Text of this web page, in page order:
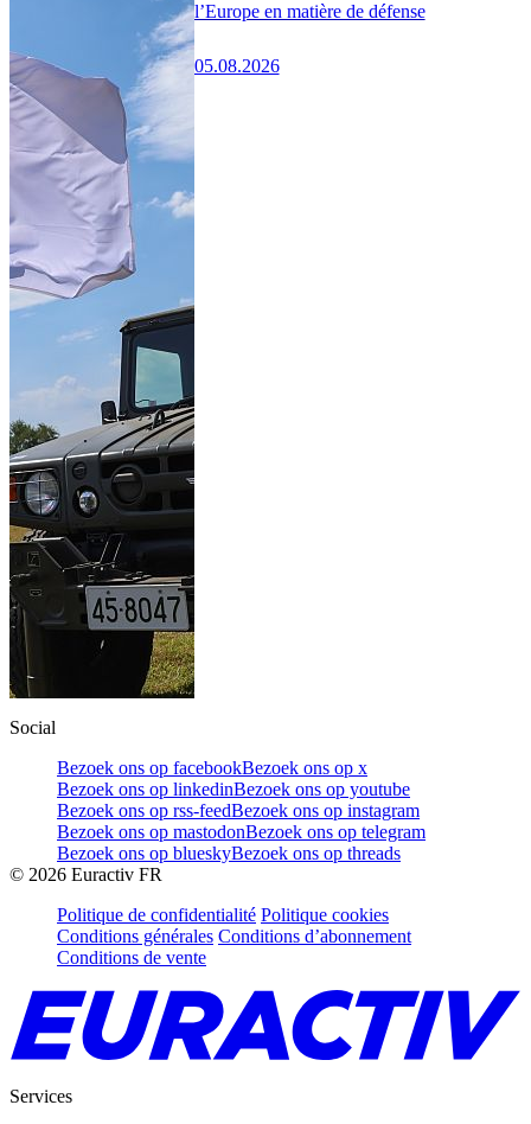
l’Europe en matière de défense
05.08.2026
Social
Bezoek ons op facebookBezoek ons op x
Bezoek ons op linkedinBezoek ons op youtube
Bezoek ons op rss-feedBezoek ons op instagram
Bezoek ons op mastodonBezoek ons op telegram
Bezoek ons op blueskyBezoek ons op threads
© 2026 Euractiv FR
Politique de confidentialité Politique cookies
Conditions générales Conditions d’abonnement
Conditions de vente
Services